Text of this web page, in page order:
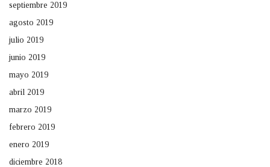
septiembre 2019
agosto 2019
julio 2019
junio 2019
mayo 2019
abril 2019
marzo 2019
febrero 2019
enero 2019
diciembre 2018